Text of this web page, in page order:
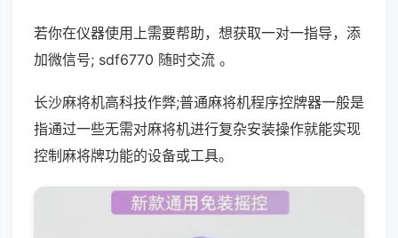
若你在仪器使用上需要帮助，想获取一对一指导，添
加微信号; sdf6770 随时交流 。
长沙麻将机高科技作弊;普通麻将机程序控牌器一般是
指通过一些无需对麻将机进行复杂安装操作就能实现
控制麻将牌功能的设备或工具。